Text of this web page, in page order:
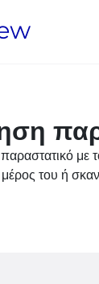
με
μέρος του ή